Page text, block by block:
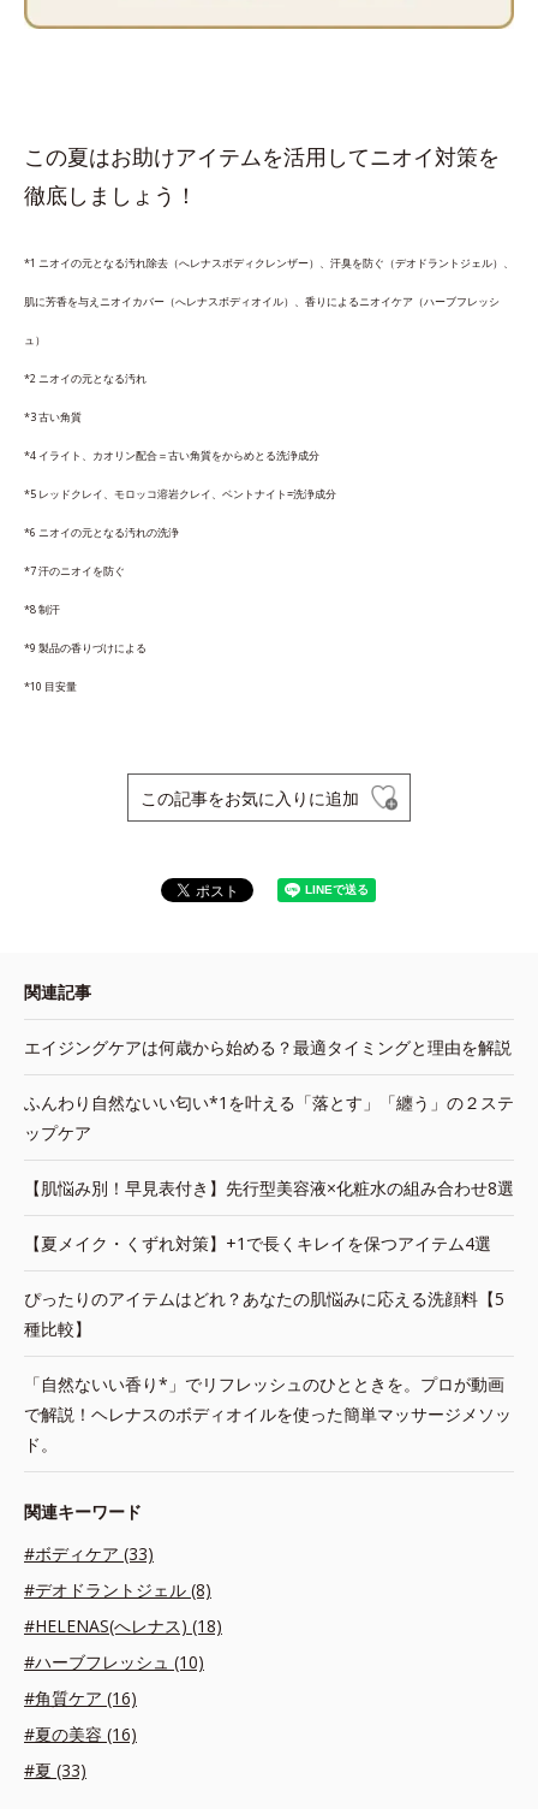
この夏はお助けアイテムを活用してニオイ対策を
徹底しましょう！
*1 ニオイの元となる汚れ除去（へレナスボディクレンザー）、汗臭を防ぐ（デオドラントジェル）、
肌に芳香を与えニオイカバー（へレナスボディオイル）、香りによるニオイケア（ハーブフレッシ
ュ）
*2 ニオイの元となる汚れ
*3 古い角質
*4 イライト、カオリン配合＝古い角質をからめとる洗浄成分
*5 レッドクレイ、モロッコ溶岩クレイ、ベントナイト=洗浄成分
*6 ニオイの元となる汚れの洗浄
*7 汗のニオイを防ぐ
*8 制汗
*9 製品の香りづけによる
*10 目安量
この記事をお気に入りに追加
関連記事
エイジングケアは何歳から始める？最適タイミングと理由を解説
ふんわり自然ないい匂い*1を叶える「落とす」「纏う」の２ステ
ップケア
【肌悩み別！早見表付き】先行型美容液×化粧水の組み合わせ8選
【夏メイク・くずれ対策】+1で長くキレイを保つアイテム4選
ぴったりのアイテムはどれ？あなたの肌悩みに応える洗顔料【5
種比較】
「自然ないい香り*」でリフレッシュのひとときを。プロが動画
で解説！ヘレナスのボディオイルを使った簡単マッサージメソッ
ド。
関連キーワード
#ボディケア (33)
#デオドラントジェル (8)
#HELENAS(へレナス) (18)
#ハーブフレッシュ (10)
#角質ケア (16)
#夏の美容 (16)
#夏 (33)